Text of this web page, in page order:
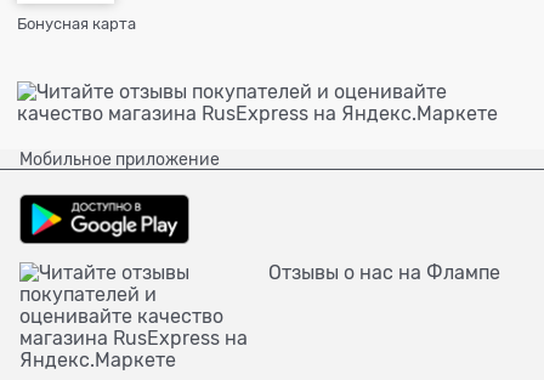
Бонусная карта
Мобильное приложение
Отзывы о нас на Флампе